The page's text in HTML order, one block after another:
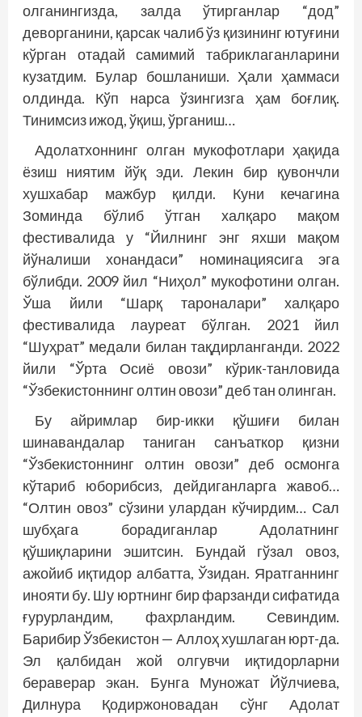
олганингизда, залда ўтирганлар “дод”
деворганини, қарсак чалиб ўз қизининг ютуғини
кўрган отадай самимий табриклаганларини
кузатдим. Булар бошланиши. Ҳали ҳаммаси
олдинда. Кўп нарса ўзингизга ҳам боғлиқ.
Тинимсиз ижод, ўқиш, ўрганиш…
Адолатхоннинг олган мукофотлари ҳақида
ёзиш ниятим йўқ эди. Лекин бир қувончли
хушхабар мажбур қилди. Куни кечагина
Зоминда бўлиб ўтган халқаро мақом
фестивалида у “Йилнинг энг яхши мақом
йўналиши хонандаси” номинациясига эга
бўлибди. 2009 йил “Ниҳол” мукофотини олган.
Ўша йили “Шарқ тароналари” халқаро
фестивалида лауреат бўлган. 2021 йил
“Шуҳрат” медали билан тақдирланганди. 2022
йили “Ўрта Осиё овози” кўрик-танловида
“Ўзбекистоннинг олтин овози” деб тан олинган.
Бу айримлар бир-икки қўшиғи билан
шинавандалар таниган санъаткор қизни
“Ўзбекистоннинг олтин овози” деб осмонга
кўтариб юборибсиз, дейдиганларга жавоб…
“Олтин овоз” сўзини улардан кўчирдим… Сал
шубҳага борадиганлар Адолатнинг
қўшиқларини эшитсин. Бундай гўзал овоз,
ажойиб иқтидор албатта, Ўзидан. Яратганнинг
инояти бу. Шу юртнинг бир фарзанди сифатида
ғурурландим, фахрландим. Севиндим.
Барибир Ўзбекистон — Аллоҳ хушлаган юрт-да.
Эл қалбидан жой олгувчи иқтидорларни
бераверар экан. Бунга Муножат Йўлчиева,
Дилнура Қодиржоновадан сўнг Адолат